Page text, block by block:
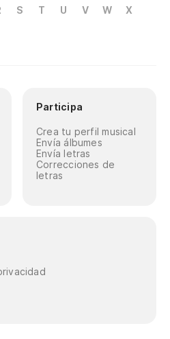
S T U V W
X
Participa
Crea tu perfil musical
Envía álbumes
Envía letras
Correcciones de
letras